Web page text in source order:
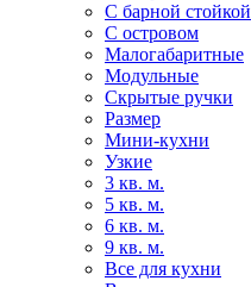
С барной стойкой
С островом
Малогабаритные
Модульные
Скрытые ручки
Размер
Мини-кухни
Узкие
3 кв. м.
5 кв. м.
6 кв. м.
9 кв. м.
Все для кухни